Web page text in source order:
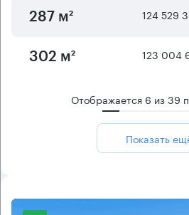
287 м² 124 529
302 м² 123 004
Отображается 6 из39
Показать